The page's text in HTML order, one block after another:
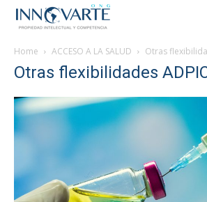
Home ACCESO A LA SALUD Otras
Otras flexibilidades